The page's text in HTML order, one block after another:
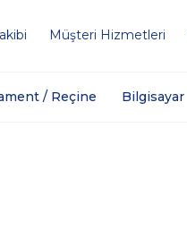
Müşteri Hizmetleri
/ Reçine Bilgisayar